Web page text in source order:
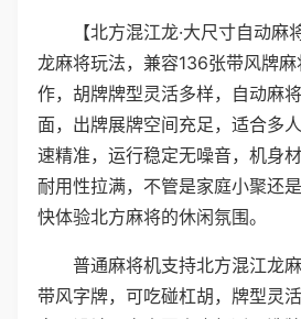
【北方混江龙·大尺寸自动
龙麻将玩法，兼容136张带风牌
作，胡牌牌型灵活多样，自动麻
面，出牌展牌空间充足，适合多
速精准，运行稳定无噪音，机身
耐用性拉满，不管是家庭小聚还
快体验北方麻将的休闲氛围。
普通麻将机支持北方混江龙
带风字牌，可吃碰杠胡，牌型灵